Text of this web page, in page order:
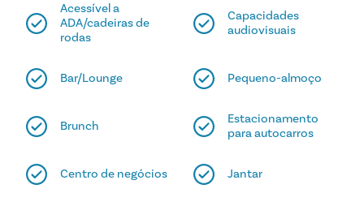
Acessível a
ADA/cadeiras de
rodas
Capacidades
audiovisuais
Bar/Lounge Pequeno-almoço
Brunch
Estacionamento
para autocarros
Centro de negócios Jantar